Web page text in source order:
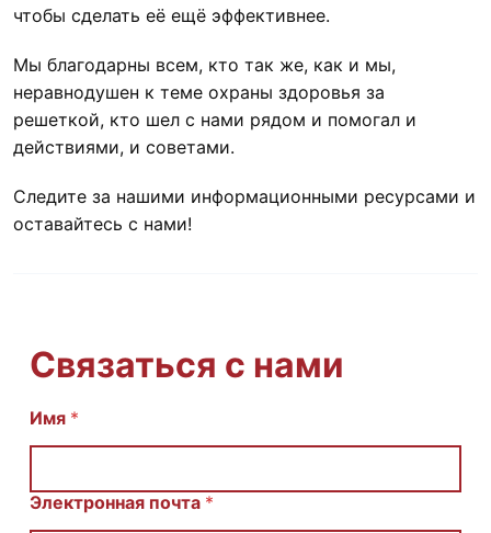
чтобы сделать её ещё эффективнее.
Мы благодарны всем, кто так же, как и мы,
неравнодушен к теме охраны здоровья за
решеткой, кто шел с нами рядом и помогал и
действиями, и советами.
Следите за нашими информационными ресурсами и
оставайтесь с нами!
Связаться с нами
Имя *
E
lЭлектронная почта *